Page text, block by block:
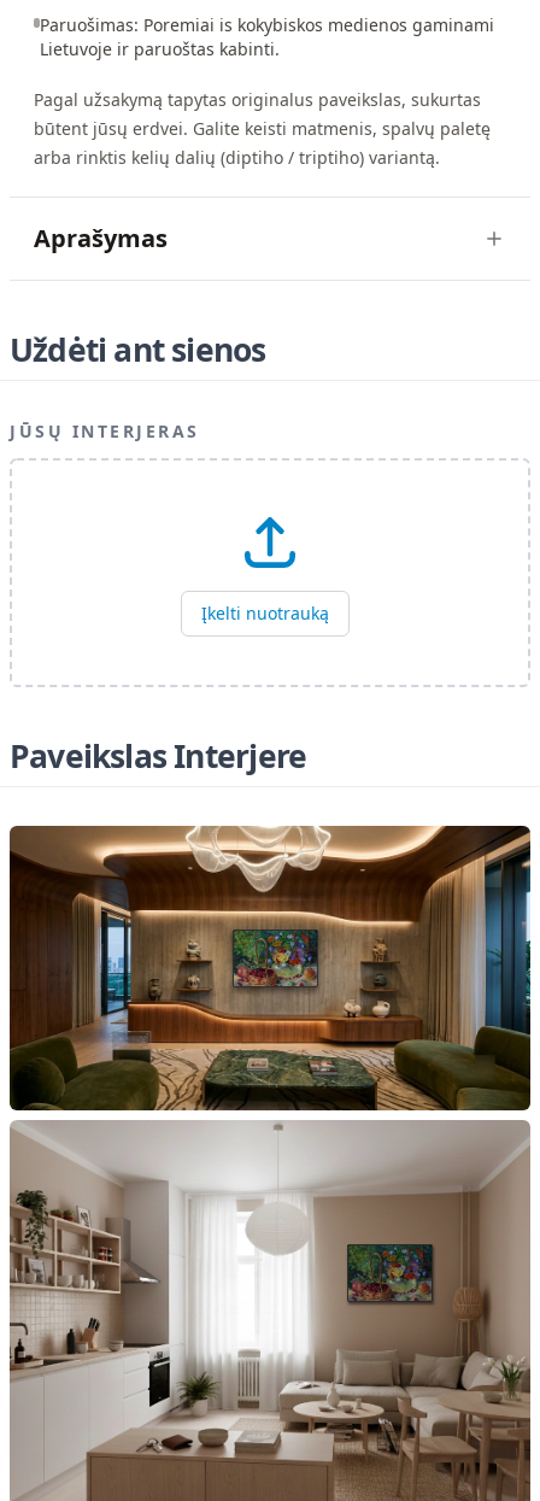
Paruošimas: Poremiai is kokybiskos medienos gaminami
Lietuvoje ir paruoštas kabinti.
Pagal užsakymą tapytas originalus paveikslas, sukurtas
būtent jūsų erdvei. Galite keisti matmenis, spalvų paletę
arba rinktis kelių dalių (diptiho / triptiho) variantą.
Aprašymas
Uždėti ant sienos
JŪSŲ INTERJERAS
Įkelti nuotrauką
Paveikslas Interjere